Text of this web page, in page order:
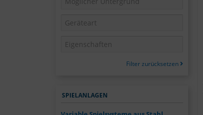
Filter zurücksetzen
SPIELANLAGEN